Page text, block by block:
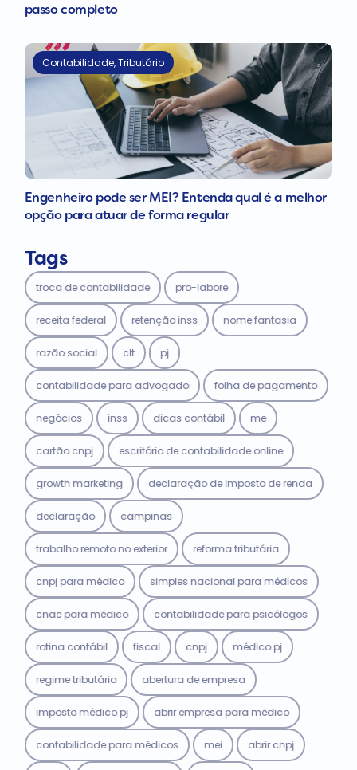
passo completo
Contabilidade,Tributário
Engenheiro pode ser MEI? Entenda qual é a melhor
opção para atuar de forma regular
Tags
troca de contabilidade pro-labore
receita federal retenção inss nome fantasia
razão social clt pj
contabilidade para advogado folha de pagamento
negócios inss dicas contábil me
cartão cnpj escritório de contabilidade online
growth marketing declaração de imposto de renda
declaração campinas
trabalho remoto no exterior reforma tributária
cnpj para médico simples nacional para médicos
cnae para médico contabilidade para psicólogos
rotina contábil fiscal cnpj médico pj
regime tributário abertura de empresa
imposto médico pj abrir empresa para médico
contabilidade para médicos mei abrir cnpj